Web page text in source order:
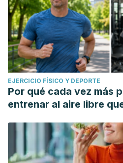
EJERCICIO FÍSICO Y DEPORTE
Por qué cada vez más
entrenar al aire libre